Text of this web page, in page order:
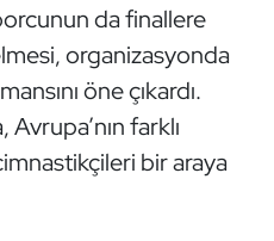
da finallere
organizasyonda
öne çıkardı.
farklı
bir araya